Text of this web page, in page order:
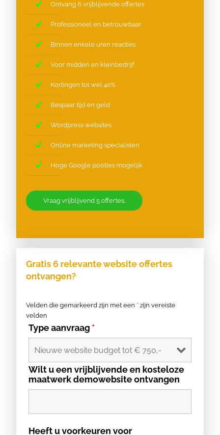
Ontvang 6 vrijblijvende offertes
Professioneel en betrouwbaar
Binnen enkele uren reacties
Voor midden en kleinbedrijf
Kortingen tot wel 40%
Bespaar tijd en geld
Wordpress websites
Online marketing specialisten
Hoge Google posities mogelijk
Vraag vrijblijvend 5 offertes.
Gratis 6 relevante website offertes
ontvangen?
Velden die gemarkeerd zijn met een * zijn vereiste
velden
Type aanvraag *
Wilt u een vrijblijvende en kosteloze
maatwerk demowebsite ontvangen
Heeft u voorkeuren voor